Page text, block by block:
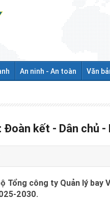
An ninh - An toàn Văn
kết - Dân chủ
Tổng công ty Quản lý
2030.